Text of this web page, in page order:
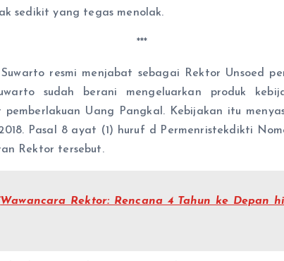
sedikit yang tegas menolak.
***
resmi menjabat sebagai Rektor Unsoed
sudah berani mengeluarkan produk
Uang Pangkal. Kebijakan itu
Pasal 8 ayat (1) huruf d Permenristekdikti
Rektor tersebut.
Wawancara Rektor: Rencana 4 Tahun ke Depan